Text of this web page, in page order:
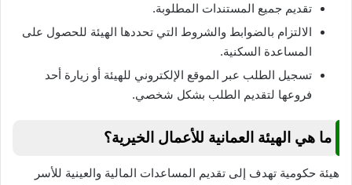
تقديم جميع المستندات المطلوبة.
الالتزام بالضوابط والشروط التي تحددها الهيئة للحصول على
المساعدة السكنية.
تسجيل الطلب عبر الموقع الإلكتروني للهيئة أو زيارة أحد
فروعها لتقديم الطلب بشكل شخصي.
ما هي الهيئة العمانية للأعمال الخيرية؟
هيئة حكومية تهدف إلى تقديم المساعدات المالية والعينية للأسر